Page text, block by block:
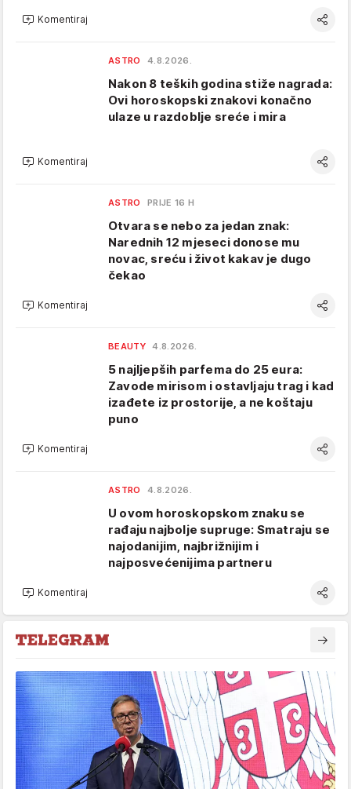
Komentiraj
ASTRO 4.8.2026.
Nakon 8 teških godina stiže nagrada:
Ovi horoskopski znakovi konačno
ulaze u razdoblje sreće i mira
Komentiraj
ASTRO PRIJE 16 H
Otvara se nebo za jedan znak:
Narednih 12 mjeseci donose mu
novac, sreću i život kakav je dugo
čekao
Komentiraj
BEAUTY 4.8.2026.
5 najljepših parfema do 25 eura:
Zavode mirisom i ostavljaju trag i kad
izađete iz prostorije, a ne koštaju
puno
Komentiraj
ASTRO 4.8.2026.
U ovom horoskopskom znaku se
rađaju najbolje supruge: Smatraju se
najodanijim, najbrižnijim i
najposvećenijima partneru
Komentiraj